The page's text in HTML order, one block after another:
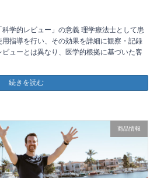
学的レビュー」の意義 理学療法士として患
指導を行い、その効果を詳細に観察・記録
ューとは異なり、医学的根拠に基づいた客
続きを読む
商品情報